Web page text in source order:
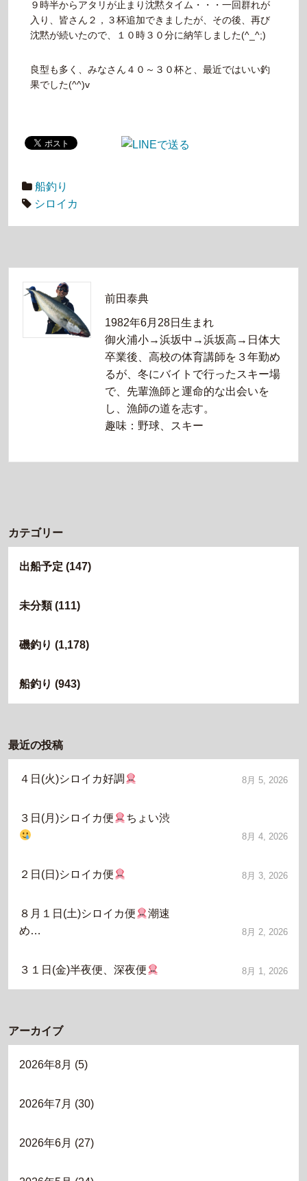
９時半からアタリが止まり沈黙タイム・・・一回群れが
入り、皆さん２，３杯追加できましたが、その後、再び
沈黙が続いたので、１０時３０分に納竿しました(^_^;)
良型も多く、みなさん４０～３０杯と、最近ではいい釣
果でした(^^)v
船釣り
シロイカ
前田泰典
1982年6月28日生まれ
御火浦小→浜坂中→浜坂高→日体大
卒業後、高校の体育講師を３年勤め
るが、冬にバイトで行ったスキー場
で、先輩漁師と運命的な出会いを
し、漁師の道を志す。
趣味：野球、スキー
カテゴリー
出船予定 (147)
未分類(111)
磯釣り (1,178)
船釣り (943)
最近の投稿
４日(火)シロイカ好調 8月 5, 2026
３日(月)シロイカ便 ちょい渋
8月 4, 2026
２日(日)シロイカ便 8月 3, 2026
８月１日(土)シロイカ便
潮速
め…
8月 2, 2026
３１日(金)半夜便、深夜便 8月 1, 2026
アーカイブ
2026年8月 (5)
2026年7月 (30)
2026年6月 (27)